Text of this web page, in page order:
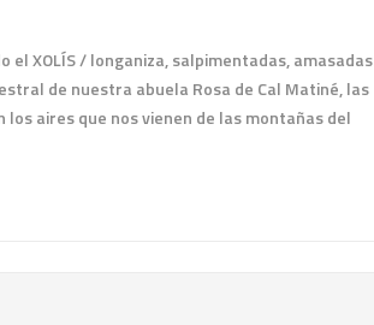
XOLÍS / longaniza, salpimentadas, amasadas
de nuestra abuela Rosa de Cal Matiné, las
aires que nos vienen de las montañas del